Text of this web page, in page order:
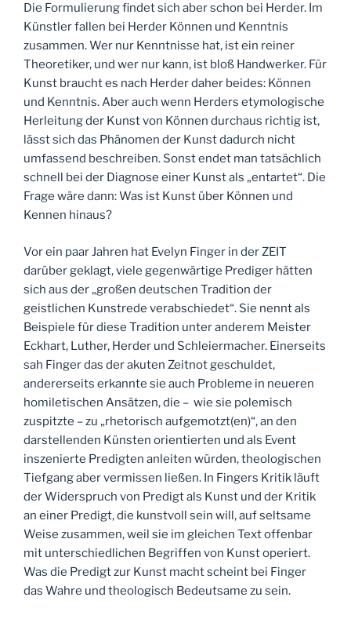
Die Formulierung findet sich aber schon bei Herder. Im
Künstler fallen bei Herder Können und Kenntnis
zusammen. Wer nur Kenntnisse hat, ist ein reiner
Theoretiker, und wer nur kann, ist bloß Handwerker. Für
Kunst braucht es nach Herder daher beides: Können
und Kenntnis. Aber auch wenn Herders etymologische
Herleitung der Kunst von Können durchaus richtig ist,
lässt sich das Phänomen der Kunst dadurch nicht
umfassend beschreiben. Sonst endet man tatsächlich
schnell bei der Diagnose einer Kunst als „entartet“. Die
Frage wäre dann: Was ist Kunst über Können und
Kennen hinaus?
Vor ein paar Jahren hat Evelyn Finger in der ZEIT
darüber geklagt, viele gegenwärtige Prediger hätten
sich aus der „großen deutschen Tradition der
geistlichen Kunstrede verabschiedet“. Sie nennt als
Beispiele für diese Tradition unter anderem Meister
Eckhart, Luther, Herder und Schleiermacher. Einerseits
sah Finger das der akuten Zeitnot geschuldet,
andererseits erkannte sie auch Probleme in neueren
homiletischen Ansätzen, die – wie sie polemisch
zuspitzte – zu „rhetorisch aufgemotzt(en)“, an den
darstellenden Künsten orientierten und als Event
inszenierte Predigten anleiten würden, theologischen
Tiefgang aber vermissen ließen. In Fingers Kritik läuft
der Widerspruch von Predigt als Kunst und der Kritik
an einer Predigt, die kunstvoll sein will, auf seltsame
Weise zusammen, weil sie im gleichen Text offenbar
mit unterschiedlichen Begriffen von Kunst operiert.
Was die Predigt zur Kunst macht scheint bei Finger
das Wahre und theologisch Bedeutsame zu sein.